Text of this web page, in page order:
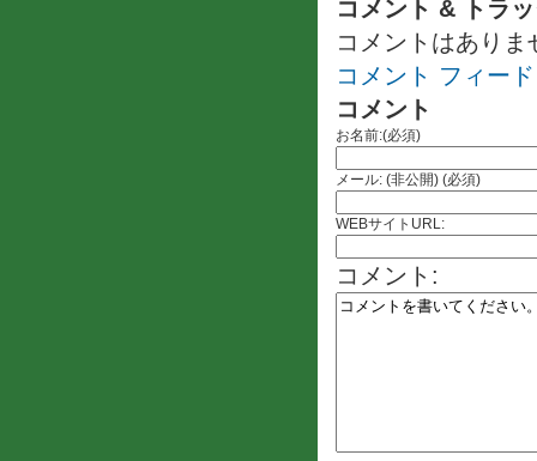
コメント & トラ
コメントはありま
コメント フィード
コメント
お名前:(必須)
メール: (非公開) (必須)
WEBサイトURL:
コメント: